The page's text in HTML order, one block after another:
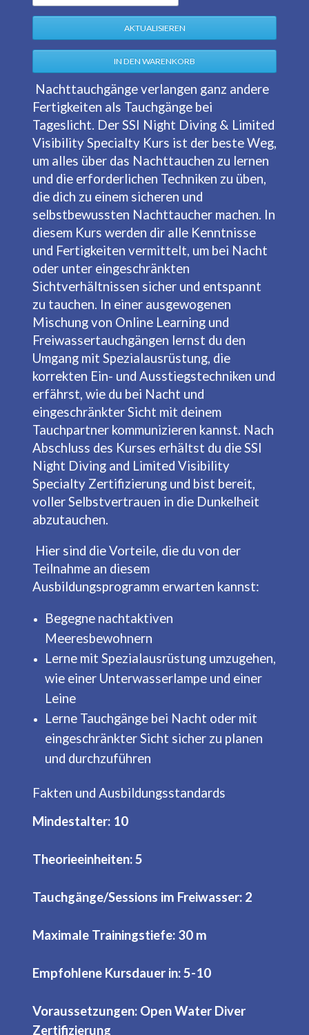
Nachttauchgänge verlangen ganz andere
Fertigkeiten als Tauchgänge bei
Tageslicht. Der SSI Night Diving & Limited
Visibility Specialty Kurs ist der beste Weg,
um alles über das Nachttauchen zu lernen
und die erforderlichen Techniken zu üben,
die dich zu einem sicheren und
selbstbewussten Nachttaucher machen. In
diesem Kurs werden dir alle Kenntnisse
und Fertigkeiten vermittelt, um bei Nacht
oder unter eingeschränkten
Sichtverhältnissen sicher und entspannt
zu tauchen. In einer ausgewogenen
Mischung von Online Learning und
Freiwassertauchgängen lernst du den
Umgang mit Spezialausrüstung, die
korrekten Ein- und Ausstiegstechniken und
erfährst, wie du bei Nacht und
eingeschränkter Sicht mit deinem
Tauchpartner kommunizieren kannst. Nach
Abschluss des Kurses erhältst du die SSI
Night Diving and Limited Visibility
Specialty Zertifizierung und bist bereit,
voller Selbstvertrauen in die Dunkelheit
abzutauchen.
Hier sind die Vorteile, die du von der
Teilnahme an diesem
Ausbildungsprogramm erwarten kannst:
Begegne nachtaktiven
Meeresbewohnern
Lerne mit Spezialausrüstung umzugehen,
wie einer Unterwasserlampe und einer
Leine
Lerne Tauchgänge bei Nacht oder mit
eingeschränkter Sicht sicher zu planen
und durchzuführen
Fakten und Ausbildungsstandards
Mindestalter: 10
Theorieeinheiten: 5
Tauchgänge/Sessions im Freiwasser: 2
Maximale Trainingstiefe: 30 m
Empfohlene Kursdauer in: 5-10
Voraussetzungen: Open Water Diver
Zertifizierung